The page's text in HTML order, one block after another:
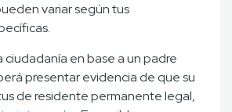
variar según tus
ciudadanía en base a un padre
presentar evidencia de que su
de residente permanente legal,